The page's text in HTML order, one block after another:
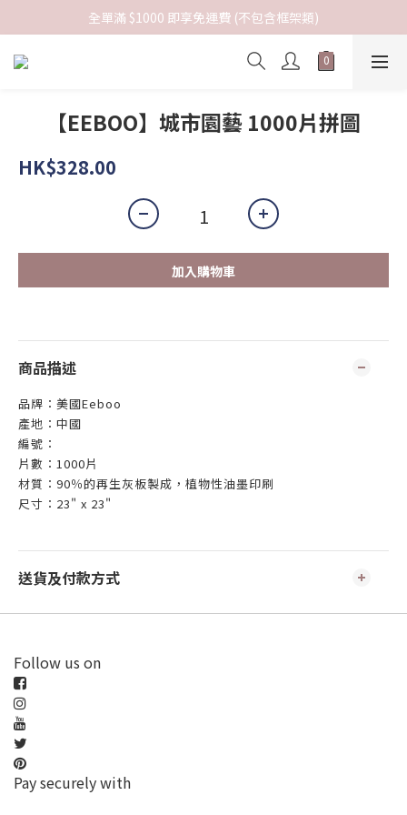
全單滿 $1000 即享免運費 (不包含框架類)
【EEBOO】城市園藝 1000片拼圖
HK$328.00
加入購物車
商品描述
品牌：美國Eeboo
產地：中國
編號：
片數：1000片
材質：90％的再生灰板製成，植物性油墨印刷
尺寸：23" x 23"
送貨及付款方式
Follow us on
Pay securely with